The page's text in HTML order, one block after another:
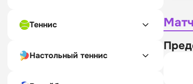
Теннис
Настольный теннис